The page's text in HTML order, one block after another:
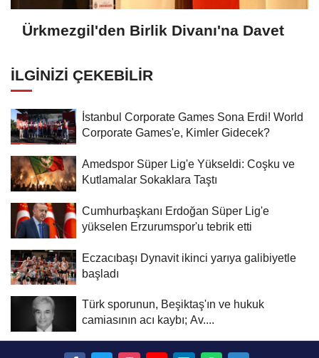
Ürkmezgil'den Birlik Divanı'na Davet
İLGINIZI ÇEKEBILIR
İstanbul Corporate Games Sona Erdi! World
Corporate Games'e, Kimler Gidecek?
Amedspor Süper Lig'e Yükseldi: Coşku ve
Kutlamalar Sokaklara Taştı
Cumhurbaşkanı Erdoğan Süper Lig'e
yükselen Erzurumspor'u tebrik etti
Eczacıbaşı Dynavit ikinci yarıya galibiyetle
başladı
Türk sporunun, Beşiktaş'ın ve hukuk
camiasının acı kaybı; Av....